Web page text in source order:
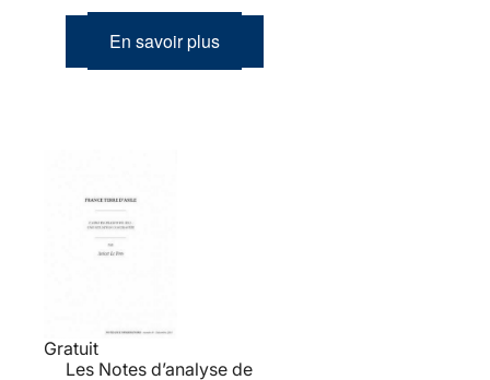
En savoir plus
Gratuit
Les Notes d’analyse de